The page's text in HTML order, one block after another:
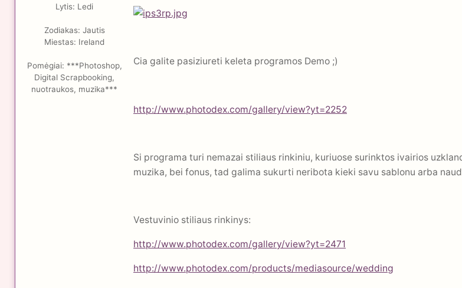
Lytis: Ledi
Zodiakas: Jautis
Miestas: Ireland
Pomėgiai: ***Photoshop,
Digital Scrapbooking,
nuotraukos, muzika***
Cia galite pasiziureti keleta programos Demo ;)
http://www.photodex.com/gallery/view?yt=2252
Si programa turi nemazai stiliaus rinkiniu, kuriuose surinktos ivairios
muzika, bei fonus, tad galima sukurti neribota kieki savu sablonu arba
Vestuvinio stiliaus rinkinys:
http://www.photodex.com/gallery/view?yt=2471
http://www.photodex.com/products/mediasource/wedding